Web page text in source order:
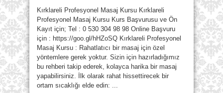
Kırklareli Profesyonel Masaj Kursu Kırklareli
Profesyonel Masaj Kursu Kurs Başvurusu ve Ön
Kayıt için; Tel : 0 530 304 98 98 Online Başvuru
için : https://goo.gl/hHZoSQ Kırklareli Profesyonel
Masaj Kursu : Rahatlatıcı bir masaj için özel
yöntemlere gerek yoktur. Sizin için hazırladığımız
bu rehberi takip ederek, kolayca harika bir masaj
yapabilirsiniz. İlk olarak rahat hissettirecek bir
ortam sıcaklığı elde edin: ...